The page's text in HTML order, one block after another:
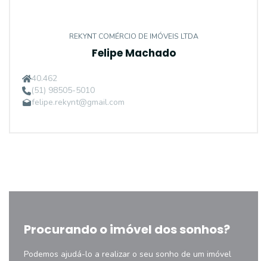
REKYNT COMÉRCIO DE IMÓVEIS LTDA
Felipe Machado
40.462
(51) 98505-5010
felipe.rekynt@gmail.com
Procurando o imóvel dos sonhos?
Podemos ajudá-lo a realizar o seu sonho de um imóvel